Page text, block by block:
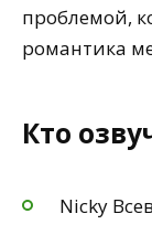
проблемой,
романтика
Кто
Nicky